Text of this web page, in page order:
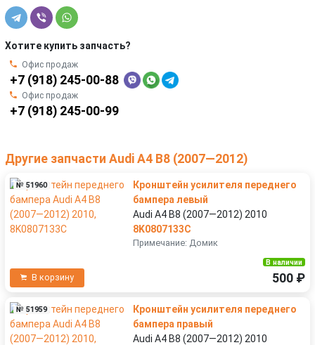
Хотите купить запчасть?
Офис продаж
+7 (918) 245-00-88
Офис продаж
+7 (918) 245-00-99
Другие запчасти Audi A4 B8 (2007—2012)
№ 51960
Кронштейн усилителя переднего
бампера левый
Audi A4 B8 (2007—2012) 2010
8K0807133C
Примечание: Домик
В корзину
В наличии
500 ₽
№ 51959
Кронштейн усилителя переднего
бампера правый
Audi A4 B8 (2007—2012) 2010